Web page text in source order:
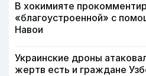
В хокимияте
«благоустроенной» с
Навои
Украинские дроны
жертв есть и граждане